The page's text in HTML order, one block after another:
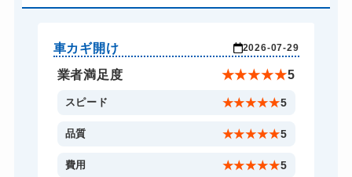
バイクカギ作成 16,500円～(税込)
金庫カギ開け 14,300円～(税込)
金庫カギ修理 別途お見積り
金庫カギ交換 別途お見積り
車カギ開け 2026-07-29
業者満足度 ★★★★★5
スピード ★★★★★5
品質 ★★★★★5
費用 ★★★★★5